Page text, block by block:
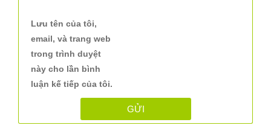
Lưu tên của tôi,
email, và trang web
trong trình duyệt
này cho lần bình
luận kế tiếp của tôi.